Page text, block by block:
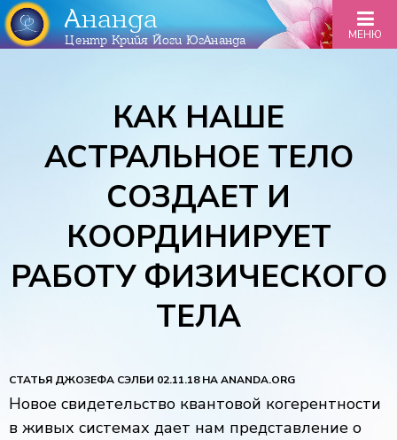
Ананда
Центр Крийя Йоги ЮгАнанда МЕНЮ
КАК НАШЕ
АСТРАЛЬНОЕ ТЕЛО
СОЗДАЕТ И
КООРДИНИРУЕТ
РАБОТУ ФИЗИЧЕСКОГО
ТЕЛА
СТАТЬЯ ДЖОЗЕФА СЭЛБИ 02.11.18 НА ANANDA.ORG
Новое свидетельство квантовой когерентности
в живых системах дает нам представление о